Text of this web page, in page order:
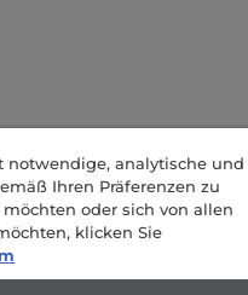
notwendige, analytische und
Ihren Präferenzen zu
oder sich von allen
klicken Sie